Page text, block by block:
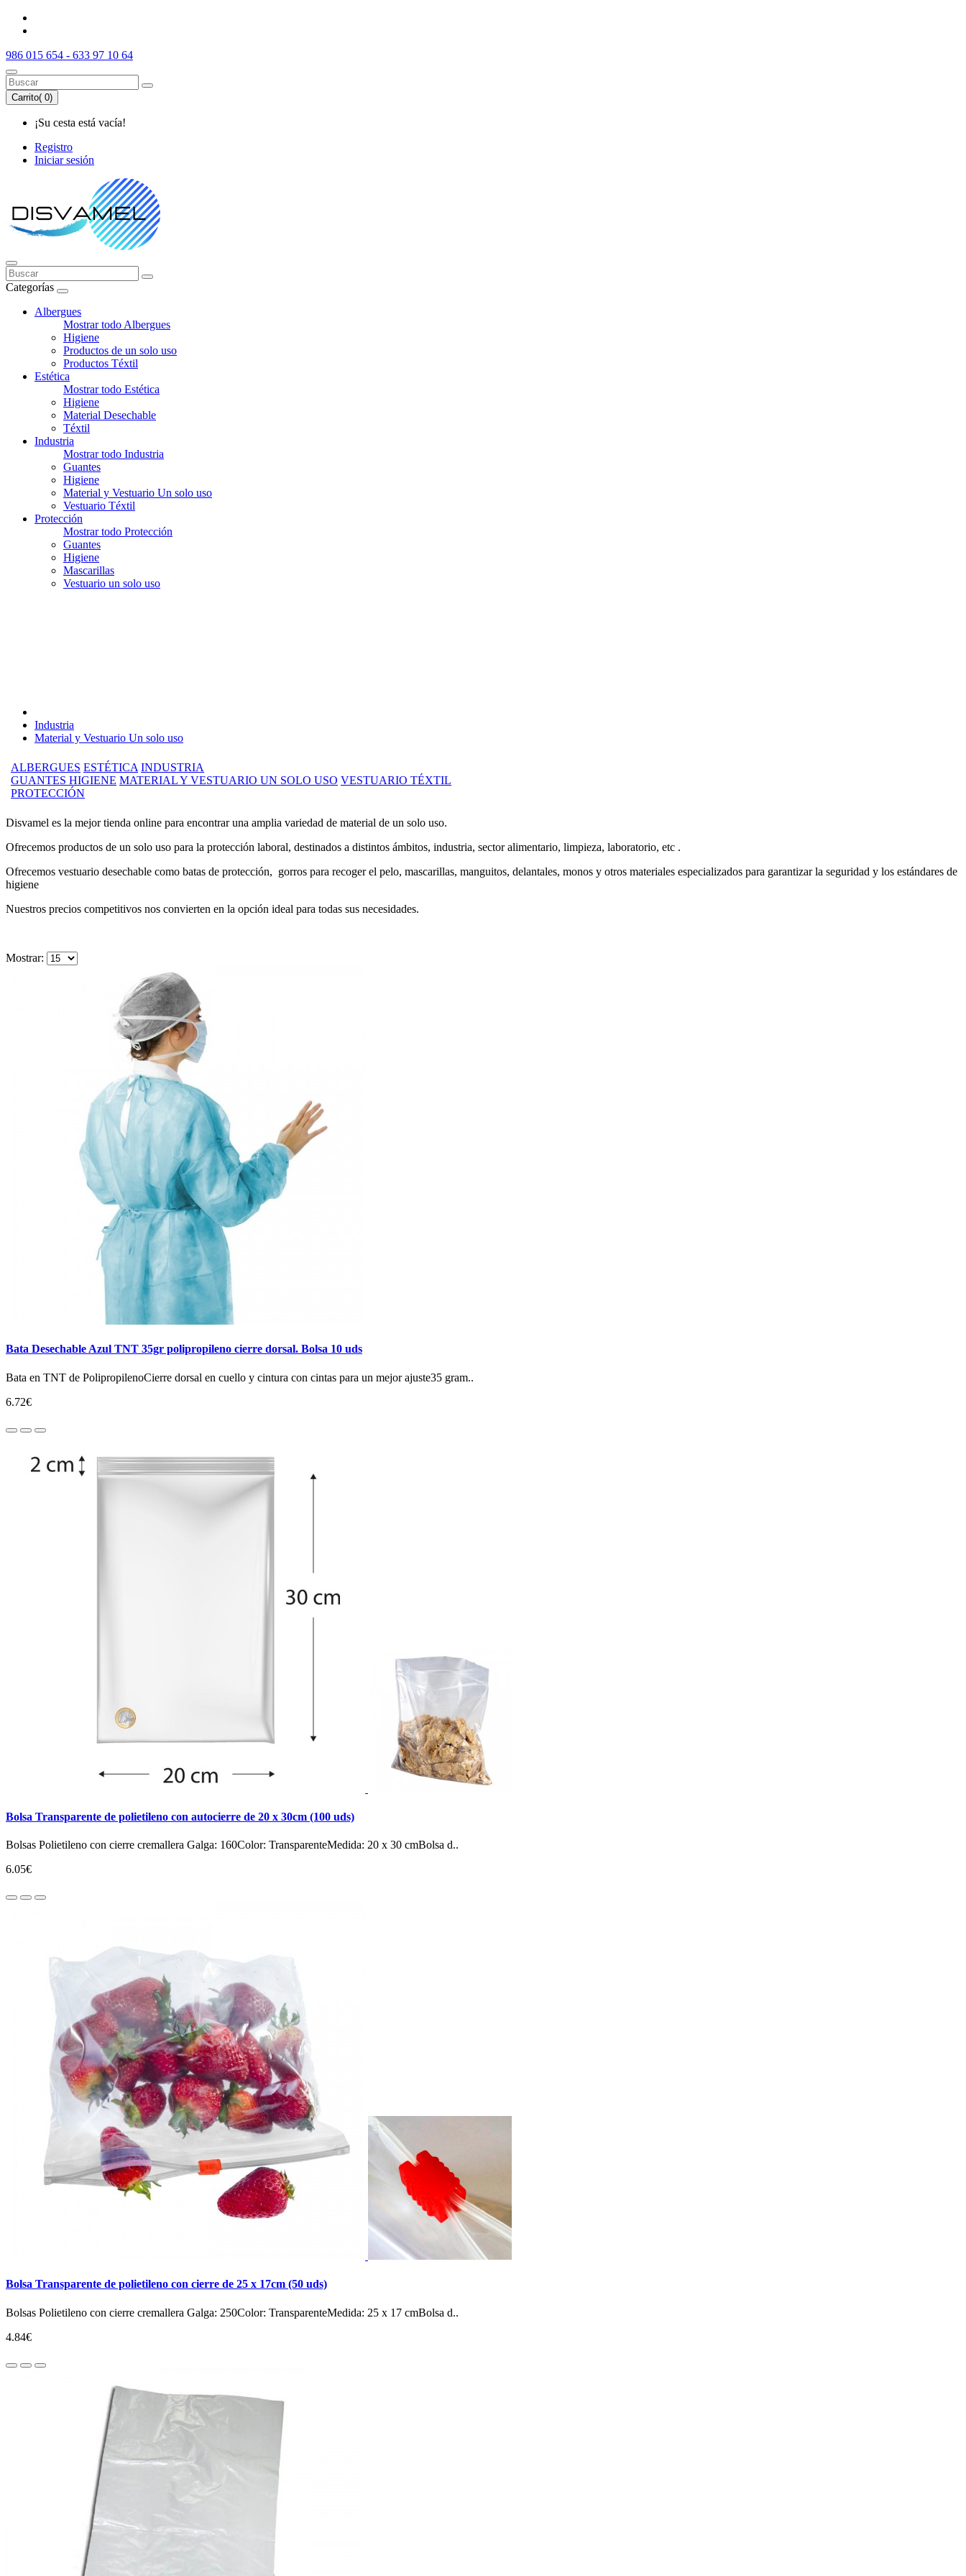
986 015 654 - 633 97 10 64
Carrito( 0)
¡Su cesta está vacía!
Registro
Iniciar sesión
Categorías
Albergues
Mostrar todo Albergues
Higiene
Productos de un solo uso
Productos Téxtil
Estética
Mostrar todo Estética
Higiene
Material Desechable
Téxtil
Industria
Mostrar todo Industria
Guantes
Higiene
Material y Vestuario Un solo uso
Vestuario Téxtil
Protección
Mostrar todo Protección
Guantes
Higiene
Mascarillas
Vestuario un solo uso
Industria
Material y Vestuario Un solo uso
ALBERGUES ESTÉTICA INDUSTRIA
GUANTES HIGIENE MATERIAL Y VESTUARIO UN SOLO USO VESTUARIO TÉXTIL
PROTECCIÓN
Disvamel es la mejor tienda online para encontrar una amplia variedad de material de un solo uso.
Ofrecemos productos de un solo uso para la protección laboral, destinados a distintos ámbitos, industria, sector alimentario, limpieza, laboratorio, etc .
Ofrecemos vestuario desechable como batas de protección, gorros para recoger el pelo, mascarillas, manguitos, delantales, monos y otros materiales especializados para garantizar la seguridad y los estándares de
higiene
Nuestros precios competitivos nos convierten en la opción ideal para todas sus necesidades.
Mostrar:
Bata Desechable Azul TNT 35gr polipropileno cierre dorsal. Bolsa 10 uds
Bata en TNT de PolipropilenoCierre dorsal en cuello y cintura con cintas para un mejor ajuste35 gram..
6.72€
Bolsa Transparente de polietileno con autocierre de 20 x 30cm (100 uds)
Bolsas Polietileno con cierre cremallera Galga: 160Color: TransparenteMedida: 20 x 30 cmBolsa d..
6.05€
Bolsa Transparente de polietileno con cierre de 25 x 17cm (50 uds)
Bolsas Polietileno con cierre cremallera Galga: 250Color: TransparenteMedida: 25 x 17 cmBolsa d..
4.84€